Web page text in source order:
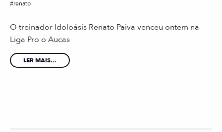
renato
O treinador Idoloásis Renato Paiva venceu ontem na
Liga Pro o Aucas
LER MAIS...